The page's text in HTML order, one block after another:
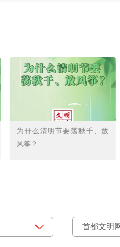
为什么清明节要荡秋千、放
风筝？